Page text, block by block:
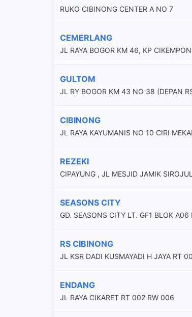
RUKO CIBINONG CENTER A NO 7
CEMERLANG
JL RAYA BOGOR KM 46, KP
GULTOM
JL RY BOGOR KM 43 NO 38 (DEPAN
CIBINONG
JL RAYA KAYUMANIS NO 10 CIRI
REZEKI
CIPAYUNG , JL MESJID JAMIK
SEASONS CITY
GD. SEASONS CITY LT. GF1 BLOK
RS CIBINONG
JL KSR DADI KUSMAYADI H JAYA RT
ENDANG
JL RAYA CIKARET RT 002 RW 006